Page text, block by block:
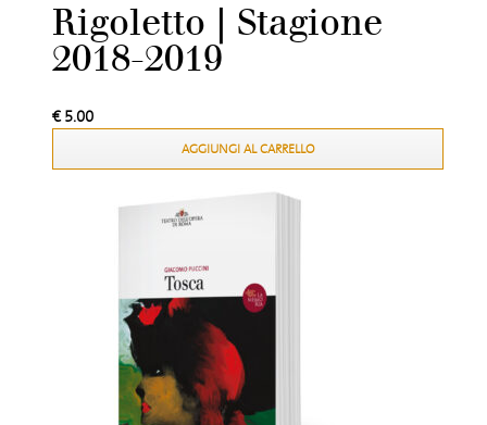
Rigoletto | Stagione
2018-2019
€5.00
AGGIUNGI AL CARRELLO